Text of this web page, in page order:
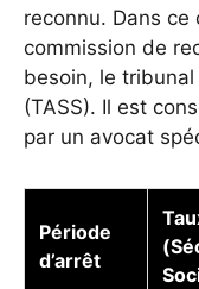
reconnu. Dans ce
commission de
besoin, le
(TASS). Il est
par un avocat
Période
d’arrêt